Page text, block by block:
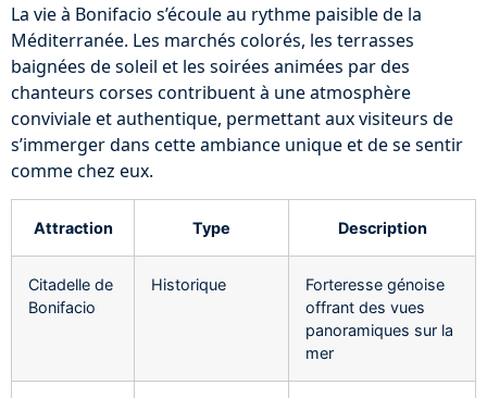
La vie à Bonifacio s’écoule au rythme paisible de la
Méditerranée. Les marchés colorés, les terrasses
baignées de soleil et les soirées animées par des
chanteurs corses contribuent à une atmosphère
conviviale et authentique, permettant aux visiteurs de
s’immerger dans cette ambiance unique et de se sentir
comme chez eux.
Attraction Type Description
Citadelle de
Bonifacio
Historique
Forteresse génoise
offrant des vues
panoramiques sur la
mer